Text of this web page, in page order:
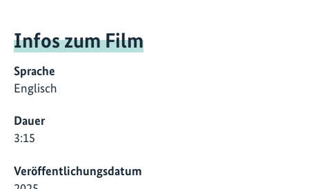
Infos zum Film
Sprache
Englisch
Dauer
3:15
Veröffentlichungsdatum